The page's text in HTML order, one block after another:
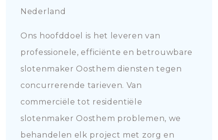
Nederland
Ons hoofddoel is het leveren van
professionele, efficiënte en betrouwbare
slotenmaker Oosthem diensten tegen
concurrerende tarieven. Van
commerciële tot residentiële
slotenmaker Oosthem problemen, we
behandelen elk project met zorg en